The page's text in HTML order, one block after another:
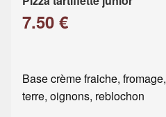
7.50 €
Base crème fraiche,
terre, oignons, reblochon